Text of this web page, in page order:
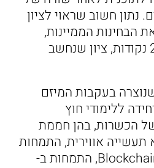
300 תושבים. נתון חשוב שראוי לציון
הבחינות הממיינות,
28%, בציון בין 20-30 נקודות, ציון שנחשב
בעקבות המיזם
ללימודי חוץ
הכשרות, בהן חממת
תעשייה אווירית, התמחות
בדאטה, התמחות ב-Blockchain, התמחות ב-